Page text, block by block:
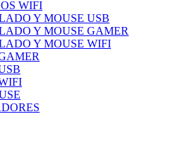
WIFI
Y MOUSE USB
Y MOUSE GAMER
Y MOUSE WIFI